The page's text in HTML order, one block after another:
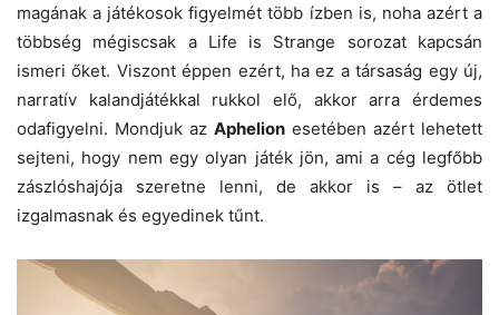
magának a játékosok figyelmét több ízben is, noha azért a
többség mégiscsak a Life is Strange sorozat kapcsán
ismeri őket. Viszont éppen ezért, ha ez a társaság egy új,
narratív kalandjátékkal rukkol elő, akkor arra érdemes
odafigyelni. Mondjuk az Aphelion esetében azért lehetett
sejteni, hogy nem egy olyan játék jön, ami a cég legfőbb
zászlóshajója szeretne lenni, de akkor is – az ötlet
izgalmasnak és egyedinek tűnt.